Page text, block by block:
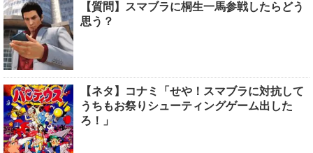
【質問】スマブラに桐生一馬参戦したらどう
思う？
【ネタ】コナミ「せや！スマブラに対抗して
うちもお祭りシューティングゲーム出した
ろ！」